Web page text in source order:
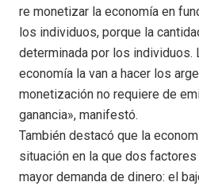
re monetizar la economía en
los individuos, porque la
determinada por los individuos.
economía la van a hacer los
monetización no requiere de
ganancia», manifestó.
También destacó que la
situación en la que dos
mayor demanda de dinero: el